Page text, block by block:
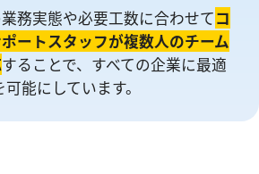
務実態や必要工数に合わせてコ
ートスタッフが複数人のチーム
することで、すべての企業に最適
能にしています。